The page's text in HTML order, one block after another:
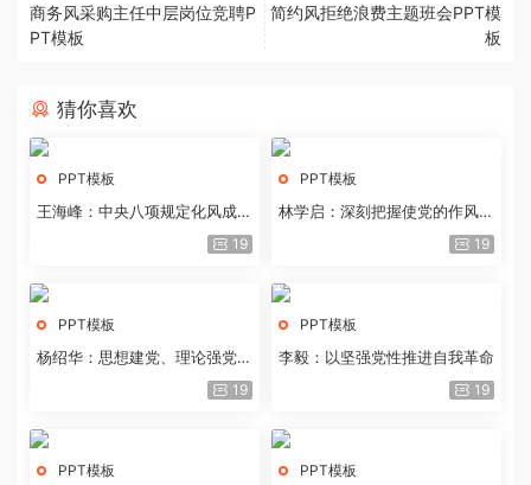
商务风采购主任中层岗位竞聘P
PT模板
简约风拒绝浪费主题班会PPT模
板
猜你喜欢
PPT模板
王海峰：中央八项规定化风成俗
19
PPT模板
林学启：深刻把握使党的作风全
19
PPT模板
杨绍华：思想建党、理论强党的
19
PPT模板
李毅：以坚强党性推进自我革命
19
PPT模板 PPT模板